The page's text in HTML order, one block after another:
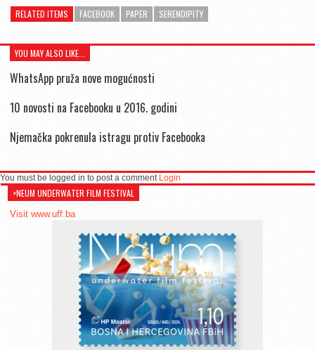
RELATED ITEMS FACEBOOK PAPER SERENDIPITY
YOU MAY ALSO LIKE...
WhatsApp pruža nove mogućnosti
10 novosti na Facebooku u 2016. godini
Njemačka pokrenula istragu protiv Facebooka
You must be logged in to post a comment Login
>NEUM UNDERWATER FILM FESTIVAL
Visit www.uff.ba